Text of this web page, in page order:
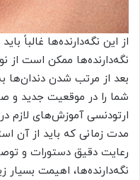
از این نگه‌دارنده‌ها غالباً
نگه‌دارنده‌ها ممکن است از
بعد از مرتب شدن دندان‌ها
شما را در موقعیت جدید
ارتودنسی آموزش‌های لازم
مدت زمانی که باید از آن
رعایت دقیق دستورات و
نگه‌دارنده‌ها، اهیمت بسیار